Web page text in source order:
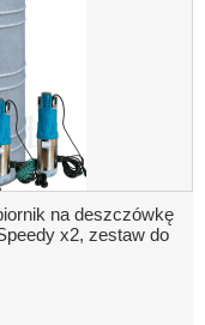
na deszczówkę
x2, zestaw do
x2